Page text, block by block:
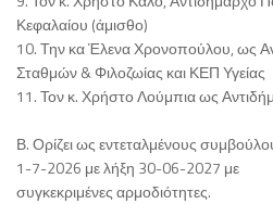
Κεφαλαίου (άμισθο)
10. Την κα Έλενα Χρονοπούλου, ως
Σταθμών & Φιλοζωίας και ΚΕΠ Υγείας
11. Τον κ. Χρήστο Λούμπια ως
Β. Ορίζει ως εντεταλμένους
1-7-2026 με λήξη 30-06-2027 με
συγκεκριμένες αρμοδιότητες.